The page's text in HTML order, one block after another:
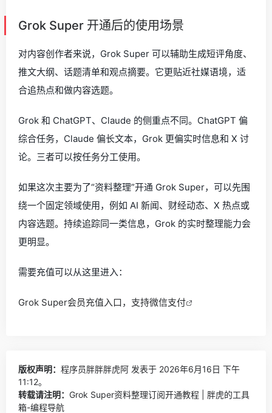
Grok Super 开通后的使用场景
对内容创作者来说，Grok Super 可以辅助生成短评角度、
推文大纲、话题清单和观点摘要。它更贴近社媒语境，适
合追热点和做内容选题。
Grok 和 ChatGPT、Claude 的侧重点不同。ChatGPT 偏
综合任务，Claude 偏长文本，Grok 更偏实时信息和 X 讨
论。三者可以按任务分工使用。
如果这次主要为了“资料整理”开通 Grok Super，可以先围
绕一个固定领域使用，例如 AI 新闻、财经动态、X 热点或
内容选题。持续追踪同一类信息，Grok 的实时整理能力会
更明显。
需要充值可以从这里进入：
Grok Super会员充值入口，支持微信支付
版权声明： 程序员胖胖胖虎阿 发表于 2026年6月16日 下午
11:12。
转载请注明： Grok Super资料整理订阅开通教程 | 胖虎的工具
箱-编程导航